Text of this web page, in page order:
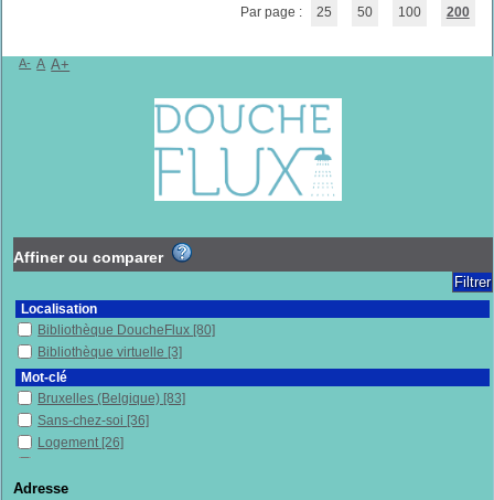
Par page : 25 50 100 200
A- A A+
Affiner ou comparer
Localisation
Bibliothèque DoucheFlux [80]
Bibliothèque virtuelle [3]
Mot-clé
Bruxelles (Belgique) [83]
Sans-chez-soi [36]
Logement [26]
Politique publique
Adresse